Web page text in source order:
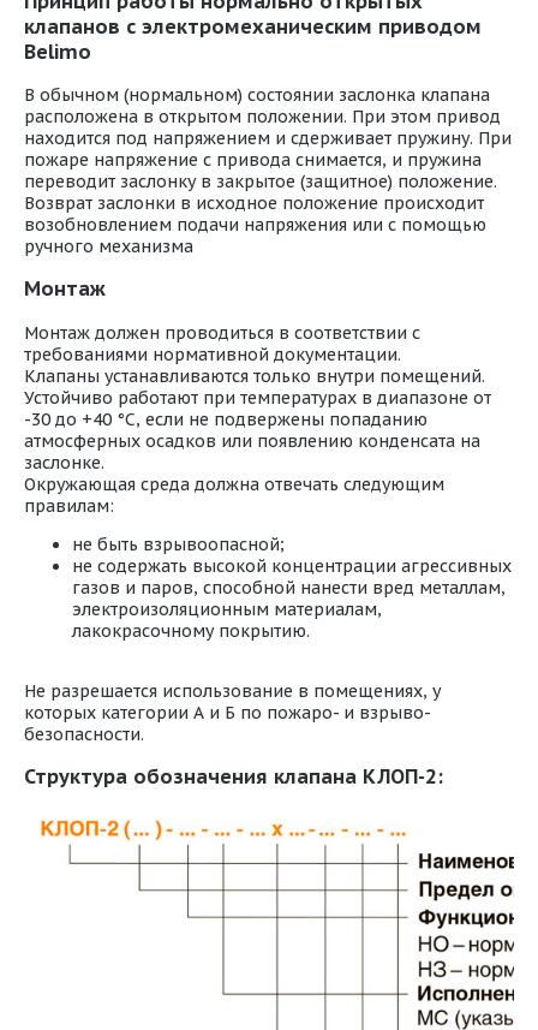
клапанов с электромеханическим приводом
Belimo
В обычном (нормальном) состоянии заслонка клапана
расположена в открытом положении. При этом привод
находится под напряжением и сдерживает пружину. При
пожаре напряжение с привода снимается, и пружина
переводит заслонку в закрытое (защитное) положение.
Возврат заслонки в исходное положение происходит
возобновлением подачи напряжения или с помощью
ручного механизма
Монтаж
Монтаж должен проводиться в соответствии с
требованиями нормативной документации.
Клапаны устанавливаются только внутри помещений.
Устойчиво работают при температурах в диапазоне от
-30 до +40 °С, если не подвержены попаданию
атмосферных осадков или появлению конденсата на
заслонке.
Окружающая среда должна отвечать следующим
правилам:
не быть взрывоопасной;
не содержать высокой концентрации агрессивных
газов и паров, способной нанести вред металлам,
электроизоляционным материалам,
лакокрасочному покрытию.
Не разрешается использование в помещениях, у
которых категории А и Б по пожаро- и взрыво-
безопасности.
Структура обозначения клапана КЛОП-2: